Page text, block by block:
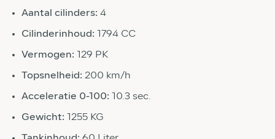
Aantal cilinders: 4
Cilinderinhoud: 1794 CC
Vermogen: 129 PK
Topsnelheid: 200 km/h
Acceleratie 0-100: 10.3 sec.
Gewicht: 1255 KG